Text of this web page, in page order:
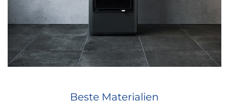
Beste Materialien